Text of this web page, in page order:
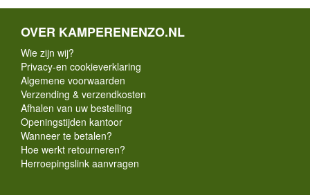
OVER KAMPERENENZO.NL
Wie zijn wij?
Privacy-en cookieverklaring
Algemene voorwaarden
Verzending & verzendkosten
Afhalen van uw bestelling
Openingstijden kantoor
Wanneer te betalen?
Hoe werkt retourneren?
Herroepingslink aanvragen